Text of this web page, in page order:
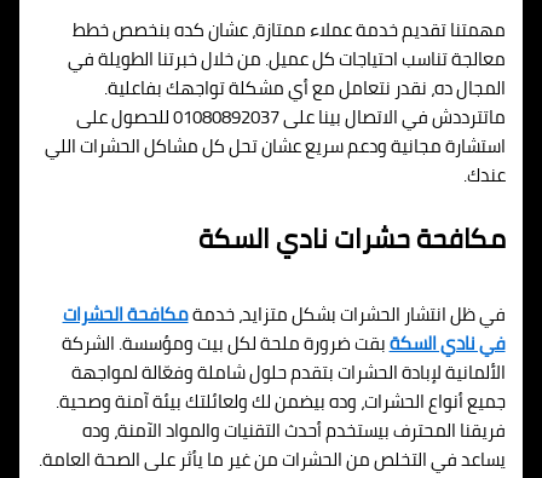
مهمتنا تقديم خدمة عملاء ممتازة، عشان كده بنخصص خطط
معالجة تناسب احتياجات كل عميل. من خلال خبرتنا الطويلة في
المجال ده، نقدر نتعامل مع أي مشكلة تواجهك بفاعلية.
ماتترددش في الاتصال بينا على 01080892037 للحصول على
استشارة مجانية ودعم سريع عشان تحل كل مشاكل الحشرات اللي
عندك.
مكافحة حشرات نادي السكة
في ظل انتشار الحشرات بشكل متزايد، خدمةمكافحة الحشرات
في نادي السكةبقت ضرورة ملحة لكل بيت ومؤسسة. الشركة
الألمانية لإبادة الحشرات بتقدم حلول شاملة وفعّالة لمواجهة
جميع أنواع الحشرات، وده بيضمن لك ولعائلتك بيئة آمنة وصحية.
فريقنا المحترف بيستخدم أحدث التقنيات والمواد الآمنة، وده
يساعد في التخلص من الحشرات من غير ما يأثر على الصحة العامة.